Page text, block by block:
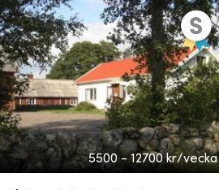
5500 - 12700 kr/vecka